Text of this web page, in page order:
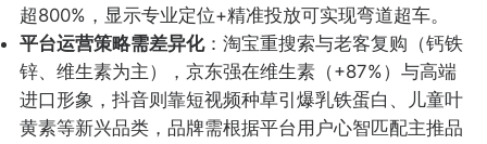
超800%，显示专业定位+精准投放可实现弯道超车。
平台运营策略需差异化：淘宝重搜索与老客复购（钙铁
锌、维生素为主），京东强在维生素（+87%）与高端
进口形象，抖音则靠短视频种草引爆乳铁蛋白、儿童叶
黄素等新兴品类，品牌需根据平台用户心智匹配主推品